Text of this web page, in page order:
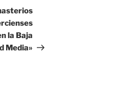
entrada
la Baja
Media»